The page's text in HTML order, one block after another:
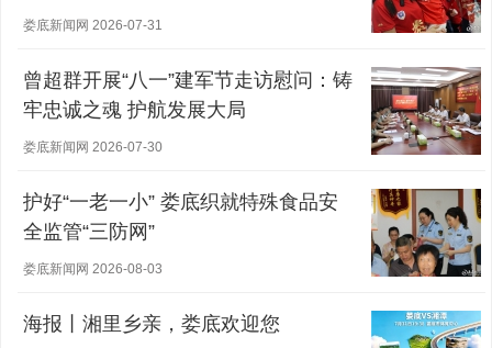
娄底新闻网 2026-07-31
曾超群开展“八一”建军节走访慰问：铸
牢忠诚之魂 护航发展大局
娄底新闻网 2026-07-30
护好“一老一小” 娄底织就特殊食品安
全监管“三防网”
娄底新闻网 2026-08-03
海报丨湘里乡亲，娄底欢迎您